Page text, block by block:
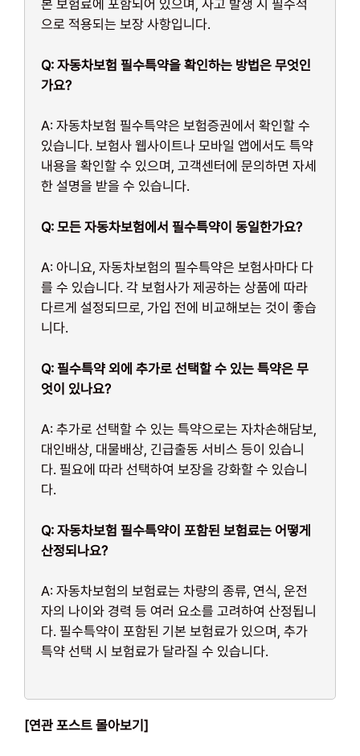
본 보험료에 포함되어 있으며, 사고 발생 시 필수적
으로 적용되는 보장 사항입니다.
Q: 자동차보험 필수특약을 확인하는 방법은 무엇인
가요?
A: 자동차보험 필수특약은 보험증권에서 확인할 수
있습니다. 보험사 웹사이트나 모바일 앱에서도 특약
내용을 확인할 수 있으며, 고객센터에 문의하면 자세
한 설명을 받을 수 있습니다.
Q: 모든 자동차보험에서 필수특약이 동일한가요?
A: 아니요, 자동차보험의 필수특약은 보험사마다 다
를 수 있습니다. 각 보험사가 제공하는 상품에 따라
다르게 설정되므로, 가입 전에 비교해보는 것이 좋습
니다.
Q: 필수특약 외에 추가로 선택할 수 있는 특약은 무
엇이 있나요?
A: 추가로 선택할 수 있는 특약으로는 자차손해담보,
대인배상, 대물배상, 긴급출동 서비스 등이 있습니
다. 필요에 따라 선택하여 보장을 강화할 수 있습니
다.
Q: 자동차보험 필수특약이 포함된 보험료는 어떻게
산정되나요?
A: 자동차보험의 보험료는 차량의 종류, 연식, 운전
자의 나이와 경력 등 여러 요소를 고려하여 산정됩니
다. 필수특약이 포함된 기본 보험료가 있으며, 추가
특약 선택 시 보험료가 달라질 수 있습니다.
[연관 포스트 몰아보기]